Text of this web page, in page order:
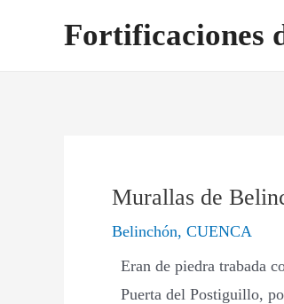
Fortificaciones
Murallas de
Belinchón, CUENCA
Eran de piedra trabada
Puerta del Postiguillo,
de